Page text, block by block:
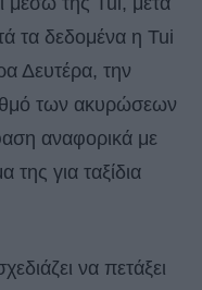
τα δεδομένα η Tui
Δευτέρα, την
των ακυρώσεων
αναφορικά με
για ταξίδια
να πετάξει